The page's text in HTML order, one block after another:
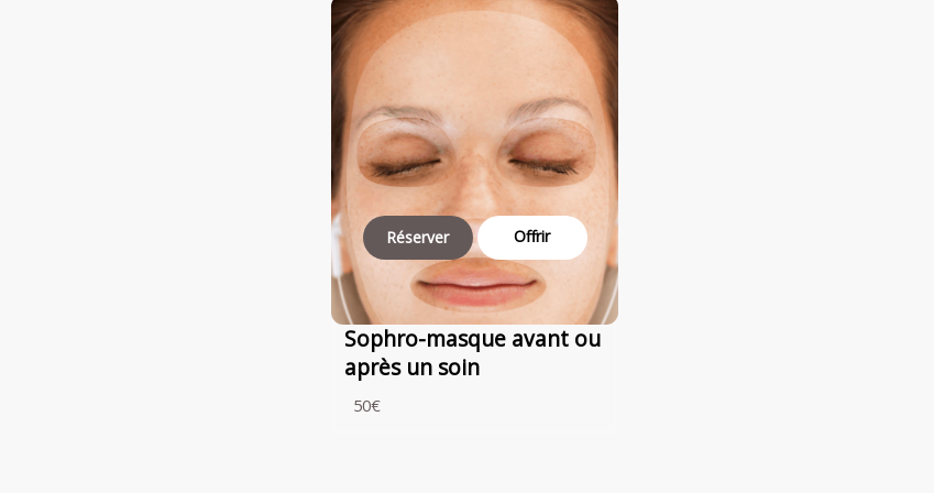
Réserver Offrir
Sophro-masque avant ou
après un soin
50€